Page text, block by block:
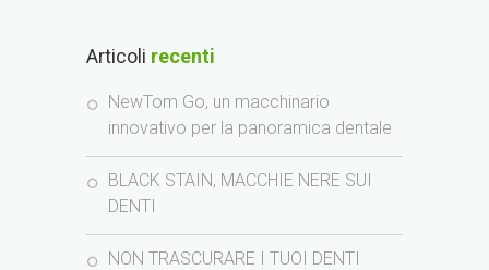
Articoli recenti
NewTom Go, un macchinario
innovativo per la panoramica dentale
BLACK STAIN, MACCHIE NERE SUI
DENTI
NON TRASCURARE I TUOI DENTI